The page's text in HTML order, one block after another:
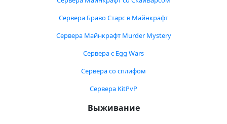
Сервера Браво Старс в Майнкрафт
Сервера Майнкрафт Murder Mystery
Сервера с Egg Wars
Сервера со сплифом
Сервера KitPvP
Выживание